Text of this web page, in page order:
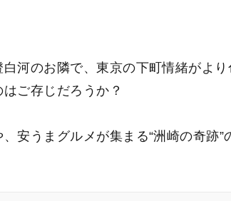
河のお隣で、東京の下町情緒がよ
ご存じだろうか？
安うまグルメが集まる“洲崎の奇跡